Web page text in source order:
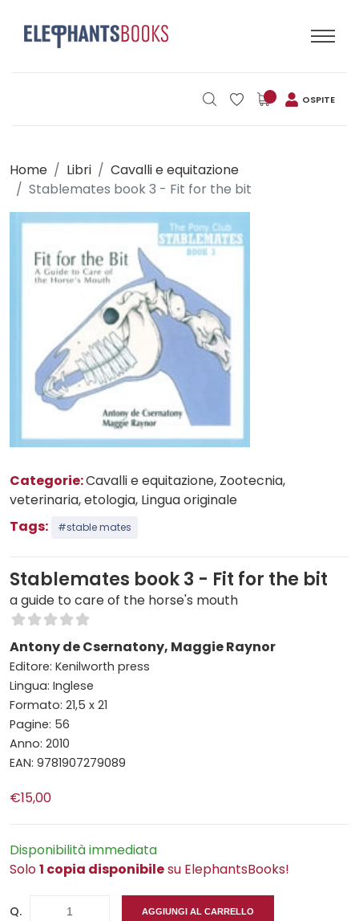
OSPITE
Home Libri
Cavalli e equitazione
Stablemates book 3 - Fit for the bit
Categorie:Cavalli e equitazione, Zootecnia,
veterinaria, etologia, Lingua originale
Tags:
#stable mates
Stablemates book 3 - Fit for the bit
a guide to care of the horse's mouth
Antony de Csernatony, Maggie Raynor
Editore: Kenilworth press
Lingua: Inglese
Formato: 21,5 x 21
Pagine: 56
Anno: 2010
EAN: 9781907279089
€15,00
Disponibilità immediata
Solo1 copia disponibilesu ElephantsBooks!
Q. AGGIUNGI AL CARRELLO